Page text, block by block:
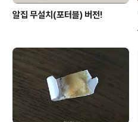
알집 무설치(포터블) 버전!